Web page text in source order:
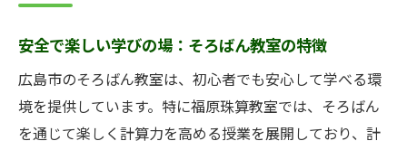
安全で楽しい学びの場：そろばん教室の特徴
広島市のそろばん教室は、初心者でも安心して学べる環
境を提供しています。特に福原珠算教室では、そろばん
を通じて楽しく計算力を高める授業を展開しており、計